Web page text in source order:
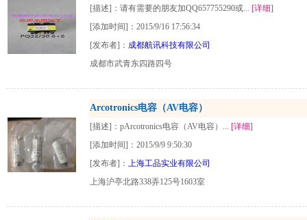
[描述]：请有需要的朋友加QQ657755290或... [详细]
[添加时间]：2015/9/16 17:56:34
[发布者]： 成都航讯科技有限公司
成都市武青东四路四号
Arcotronics电容（AV电容）
[描述]：pArcotronics电容（AV电容）... [详细]
[添加时间]：2015/9/9 9:50:30
[发布者]： 上海工品实业有限公司
上海沪亭北路338弄125号1603室